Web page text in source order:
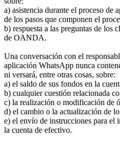
a) asistencia durante el proceso de
de los pasos que componen el
b) respuesta a las preguntas de los
de OANDA.
Una conversación con el
aplicación WhatsApp nunca
ni versará, entre otras cosas, sobre:
a) el saldo de sus fondos en la
b) cualquier cuestión relacionada
c) la realización o modificación de
d) el cambio o la actualización de
e) el envío de instrucciones para el
la cuenta de efectivo.